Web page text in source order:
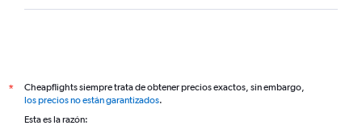
*
Cheapflights siempre trata de obtener precios exactos, sin embargo,
los precios no están garantizados.
Esta es la razón: